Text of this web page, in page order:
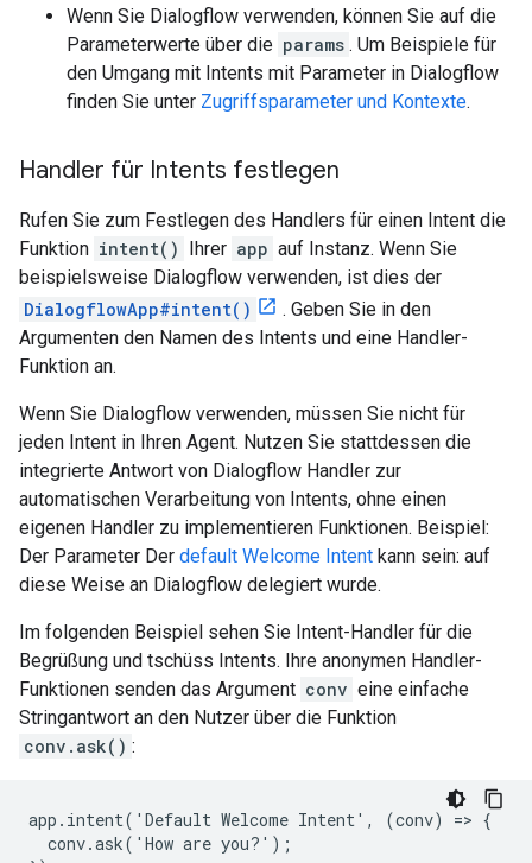
Wenn Sie Dialogflow verwenden, können Sie auf die
Parameterwerte über die params . Um Beispiele für
den Umgang mit Intents mit Parameter in Dialogflow
finden Sie unter Zugriffsparameter und Kontexte.
Handler für Intents festlegen
Rufen Sie zum Festlegen des Handlers für einen Intent die
Funktion intent() Ihrer app auf Instanz. Wenn Sie
beispielsweise Dialogflow verwenden, ist dies der
DialogflowApp#intent()
. Geben Sie in den
Argumenten den Namen des Intents und eine Handler-
Funktion an.
Wenn Sie Dialogflow verwenden, müssen Sie nicht für
jeden Intent in Ihren Agent. Nutzen Sie stattdessen die
integrierte Antwort von Dialogflow Handler zur
automatischen Verarbeitung von Intents, ohne einen
eigenen Handler zu implementieren Funktionen. Beispiel:
Der Parameter Der default Welcome Intent kann sein: auf
diese Weise an Dialogflow delegiert wurde.
Im folgenden Beispiel sehen Sie Intent-Handler für die
Begrüßung und tschüss Intents. Ihre anonymen Handler-
Funktionen senden das Argument conv eine einfache
Stringantwort an den Nutzer über die Funktion
conv.ask() :
app.intent('Default Welcome Intent', (conv) => {
  conv.ask('How are you?');